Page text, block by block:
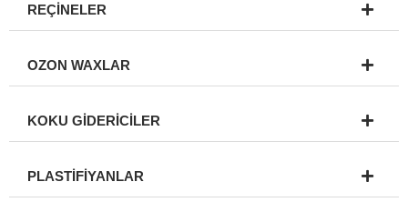
REÇİNELER
OZON WAXLAR
KOKU GİDERİCİLER
PLASTİFİYANLAR